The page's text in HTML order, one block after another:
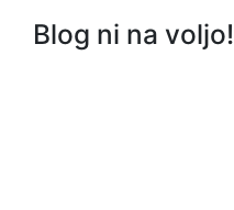
Blog ni na voljo!